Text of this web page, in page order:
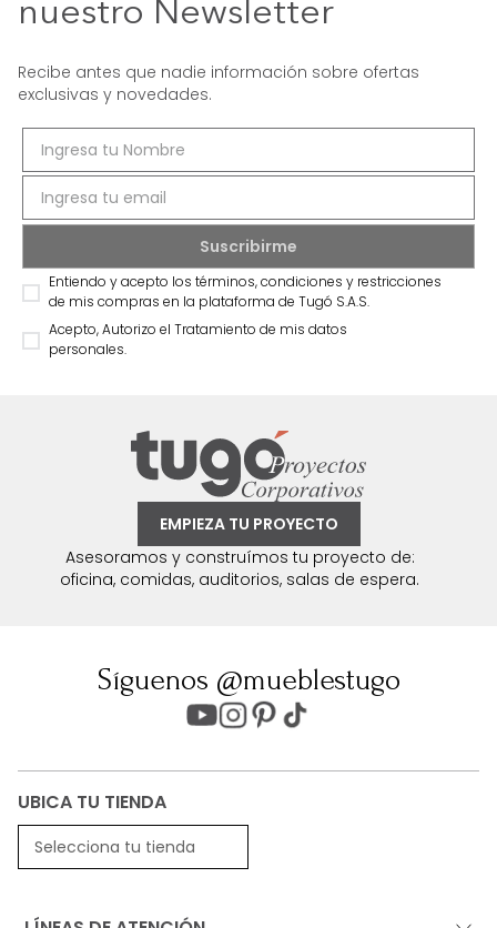
nuestro Newsletter
Recibe antes que nadie información sobre ofertas
exclusivas y novedades.
Entiendo y acepto los términos, condiciones y restricciones
de mis compras en la plataforma de Tugó S.A.S.
Acepto, Autorizo el Tratamiento de mis datos
personales.
EMPIEZA TU PROYECTO
Asesoramos y construímos tu proyecto de:
oficina, comidas, auditorios, salas de espera.
Síguenos @mueblestugo
UBICA TU TIENDA
Selecciona tu tienda